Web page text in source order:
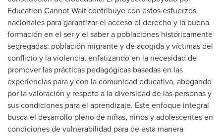
Education Cannot Wait contribuye con estos esfuerzos
nacionales para garantizar el acceso el derecho y la buena
formación en el ser y el saber a poblaciones históricamente
segregadas: población migrante y de acogida y víctimas del
conflicto y la violencia, enfatizando en la necesidad de
promover las prácticas pedagógicas basadas en las
experiencias para y con la comunidad educativa, abogando
por la valoración y respeto a la diversidad de las personas y
sus condiciones para el aprendizaje. Este enfoque integral
busca el desarrollo pleno de niñas, niños y adolescentes en
condiciones de vulnerabilidad para de esta manera